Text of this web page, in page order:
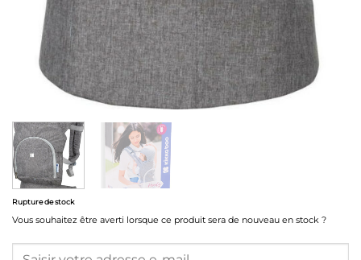
Rupture de stock
Vous souhaitez être averti lorsque ce produit sera de nouveau en stock ?